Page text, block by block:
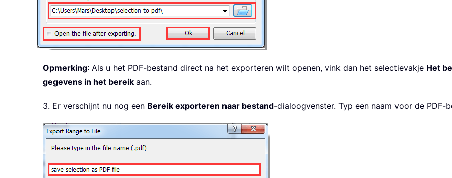
Opmerking: Als u het PDF-bestand direct na het exporteren wilt openen, vink dan het selectievakje Het
gegevens in het bereik aan.
3. Er verschijnt nu nog een Bereik exporteren naar bestand-dialoogvenster. Typ een naam voor de